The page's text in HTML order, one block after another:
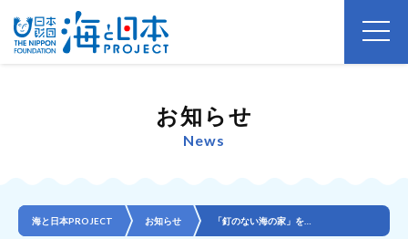
お知らせ
News
海と日本PROJECT お知らせ